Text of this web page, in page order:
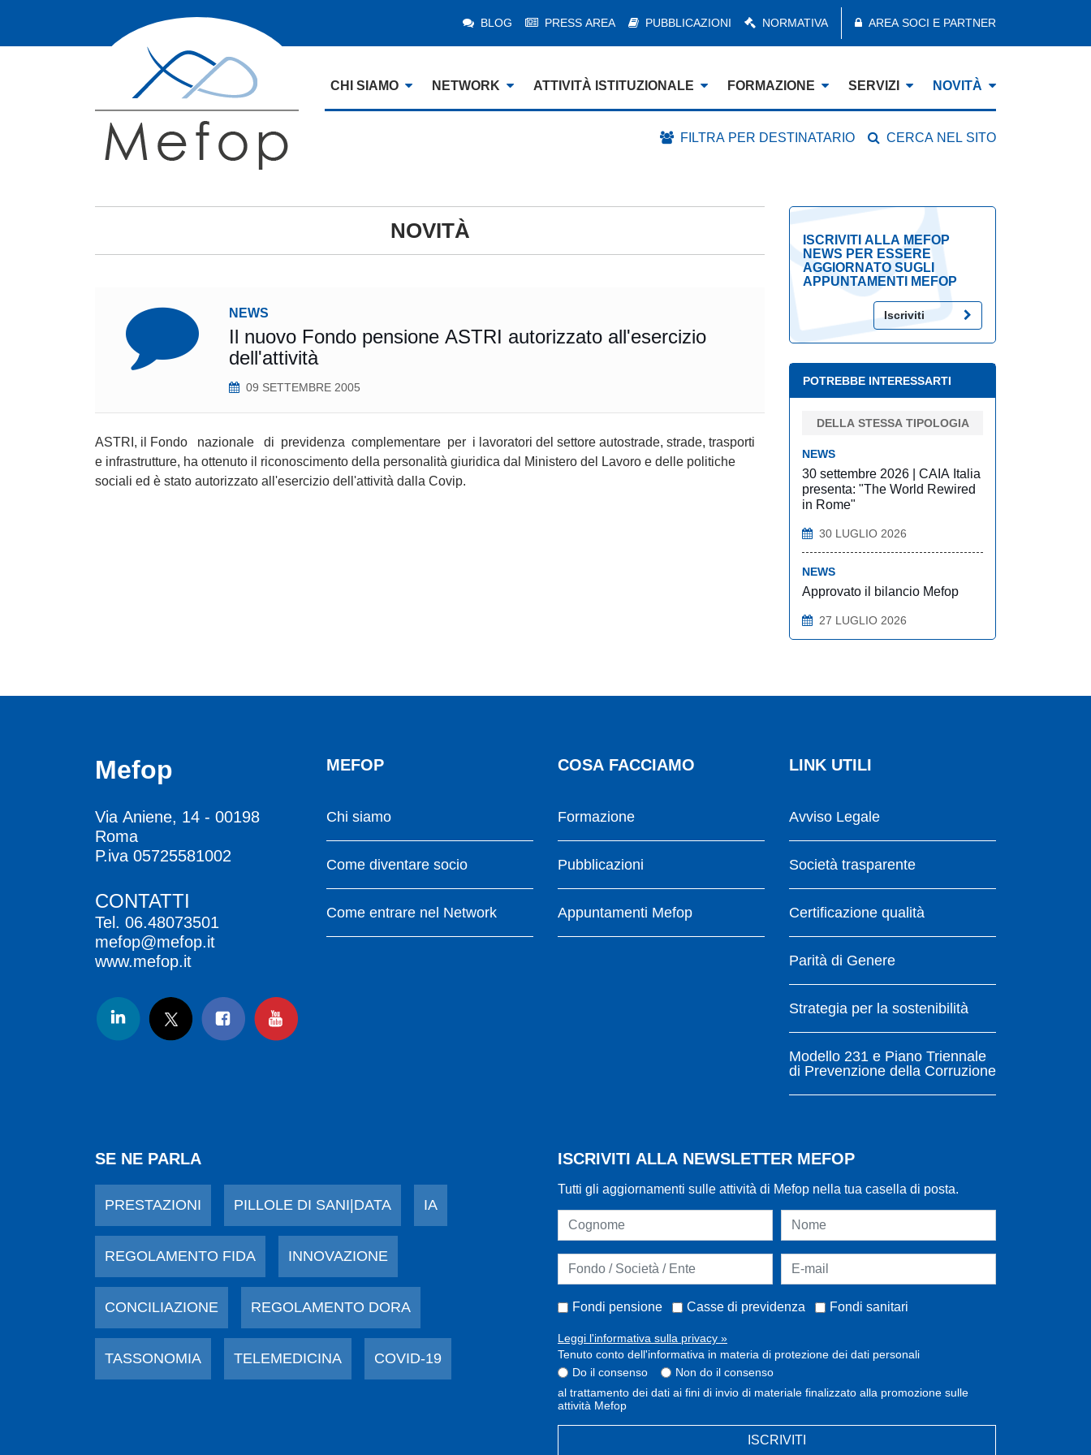
BLOG PRESS AREA PUBBLICAZIONI NORMATIVA AREA SOCI E PARTNER
CHI SIAMO NETWORK ATTIVITÀ ISTITUZIONALE FORMAZIONE SERVIZI NOVITÀ
FILTRA PER DESTINATARIO CERCA NEL SITO
NOVITÀ
NEWS
Il nuovo Fondo pensione ASTRI autorizzato all'esercizio
dell'attività
09 SETTEMBRE 2005
ASTRI, il Fondo nazionale di previdenza complementare per i lavoratori del settore autostrade, strade, trasporti
e infrastrutture, ha ottenuto il riconoscimento della personalità giuridica dal Ministero del Lavoro e delle politiche
sociali ed è stato autorizzato all'esercizio dell'attività dalla Covip.
ISCRIVITI ALLA MEFOP
NEWS PER ESSERE
AGGIORNATO SUGLI
APPUNTAMENTI MEFOP
Iscriviti
POTREBBE INTERESSARTI
DELLA STESSA TIPOLOGIA
NEWS
30 settembre 2026 | CAIA Italia
presenta: "The World Rewired
in Rome"
30 LUGLIO 2026
NEWS
Approvato il bilancio Mefop
27 LUGLIO 2026
Mefop
Via Aniene, 14 - 00198
Roma
P.iva 05725581002
CONTATTI
Tel. 06.48073501
mefop@mefop.it
www.mefop.it
MEFOP
Chi siamo
Come diventare socio
Come entrare nel Network
COSA FACCIAMO
Formazione
Pubblicazioni
Appuntamenti Mefop
LINK UTILI
Avviso Legale
Società trasparente
Certificazione qualità
Parità di Genere
Strategia per la sostenibilità
Modello 231 e Piano Triennale
di Prevenzione della Corruzione
SE NE PARLA
PRESTAZIONI PILLOLE DI SANI|DATA IA
REGOLAMENTO FIDA INNOVAZIONE
CONCILIAZIONE REGOLAMENTO DORA
TASSONOMIA TELEMEDICINA COVID-19
ISCRIVITI ALLA NEWSLETTER MEFOP
Tutti gli aggiornamenti sulle attività di Mefop nella tua casella di posta.
Fondi pensione Casse di previdenza Fondi sanitari
Leggi l'informativa sulla privacy »
Tenuto conto dell'informativa in materia di protezione dei dati personali
Do il consenso
Non do il consenso
al trattamento dei dati ai fini di invio di materiale finalizzato alla promozione sulle
attività Mefop
ISCRIVITI